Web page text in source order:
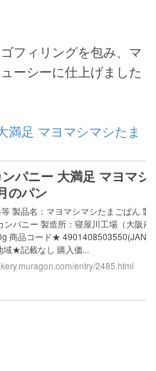
フィリングを包み、マ
ーシーに仕上げました
満足 マヨマシマシたま